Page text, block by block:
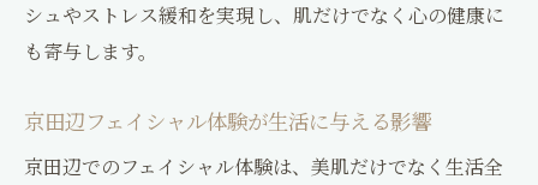
ぶ
肌質に合わせた京田辺フェイシャルの選択
京田辺フェイシャルで自分に合うコース発
見
シュやストレス緩和を実現し、肌だけでなく心の健康に
も寄与します。
京田辺フェイシャル体験が生活に与える影響
京田辺でのフェイシャル体験は、美肌だけでなく生活全